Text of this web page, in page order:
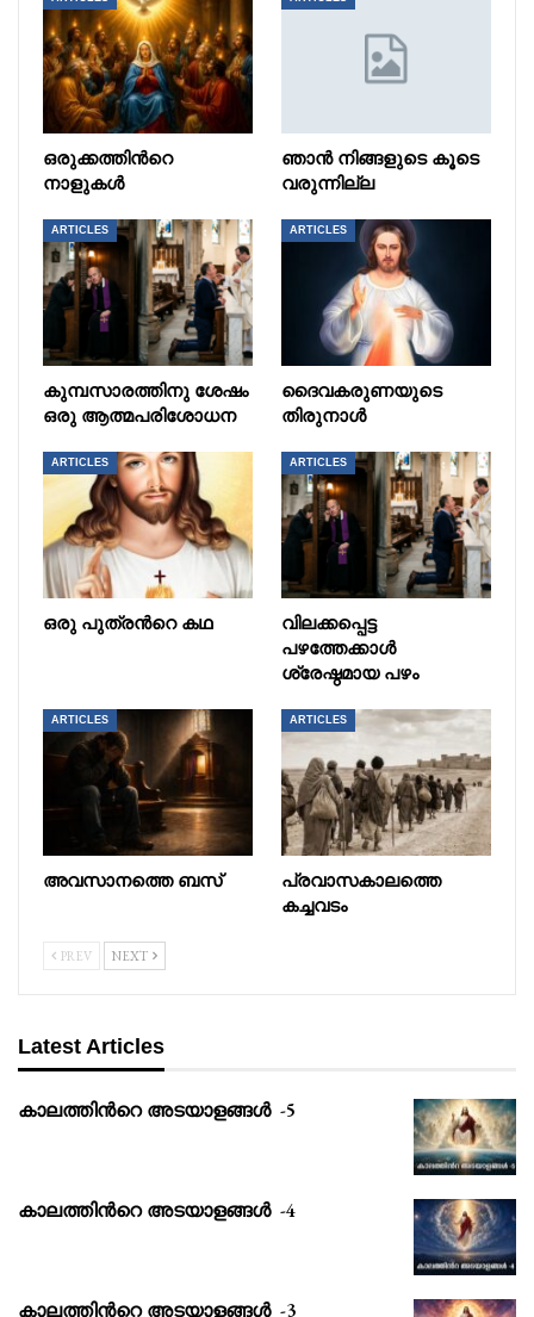
ഒരുക്കത്തിൻറെ
നാളുകൾ
ഞാൻ നിങ്ങളുടെ കൂടെ
വരുന്നില്ല
ARTICLES
കുമ്പസാരത്തിനു ശേഷം
ഒരു ആത്മപരിശോധന
ARTICLES
ദൈവകരുണയുടെ
തിരുനാൾ
ARTICLES
ഒരു പുത്രൻറെ കഥ
ARTICLES
വിലക്കപ്പെട്ട
പഴത്തേക്കാൾ
ശ്രേഷ്ഠമായ പഴം
ARTICLES
അവസാനത്തെ ബസ്
ARTICLES
പ്രവാസകാലത്തെ
കച്ചവടം
PREV NEXT
Latest Articles
കാലത്തിൻറെ അടയാളങ്ങൾ -5
കാലത്തിൻറെ അടയാളങ്ങൾ -4
കാലത്തിൻറെ അടയാളങ്ങൾ -3